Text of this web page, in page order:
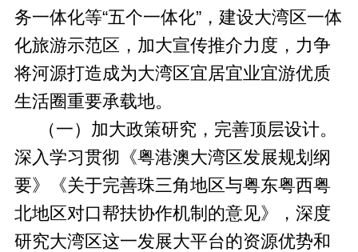
务一体化等“五个一体化”，建设大湾区一体
化旅游示范区，加大宣传推介力度，力争
将河源打造成为大湾区宜居宜业宜游优质
生活圈重要承载地。
（一）加大政策研究，完善顶层设计。
深入学习贯彻《粤港澳大湾区发展规划纲
要》《关于完善珠三角地区与粤东粤西粤
北地区对口帮扶协作机制的意见》，深度
研究大湾区这一发展大平台的资源优势和